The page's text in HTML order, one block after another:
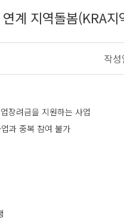
계 지역돌봄(KRA지
작성
장려금을 지원하는 사업
과 중복 참여 불가